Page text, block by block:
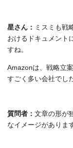
星さん： ミスミも戦
おけるドキュメント
すね。
Amazonは、戦略立
すごく多い会社でし
質問者： 文章の形が
なイメージがありま